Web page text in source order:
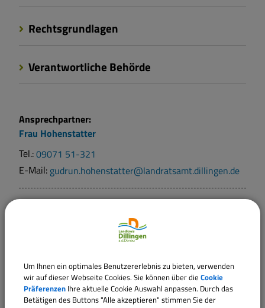
Rechtsgrundlagen
Verantwortliche Behörde
Ansprechpartner:
Frau Hohenstatter
Tel.:09071 51-321
E-Mail: gudrun.hohenstatter@landratsamt.dillingen.de
Sachgebiete
Um Ihnen ein optimales Benutzererlebnis zu bieten, verwenden
wir auf dieser Webseite Cookies. Sie können über die Cookie
Präferenzen Ihre aktuelle Cookie Auswahl anpassen. Durch das
Betätigen des Buttons "Alle akzeptieren" stimmen Sie der